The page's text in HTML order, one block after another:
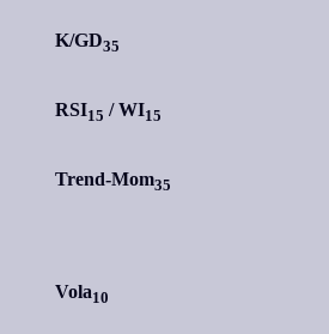
K/GD35
RSI15 /WI15
Trend-Mom35
Vola10